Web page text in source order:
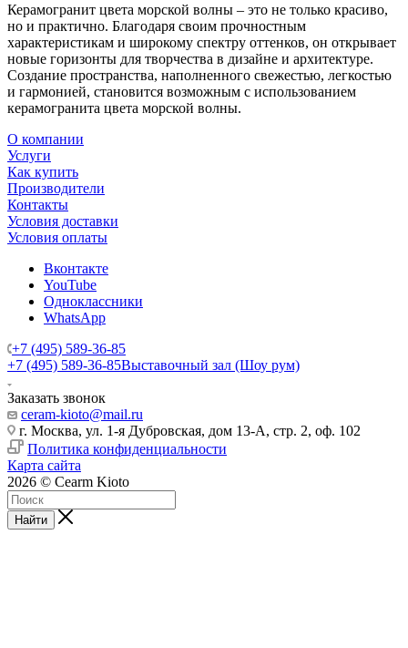
Керамогранит цвета морской волны – это не только красиво,
но и практично. Благодаря своим прочностным
характеристикам и широкому спектру оттенков, он открывает
новые горизонты для творчества в дизайне и архитектуре.
Создание пространства, наполненного свежестью, легкостью
и гармонией, становится возможным с использованием
керамогранита цвета морской волны.
О компании
Услуги
Как купить
Производители
Контакты
Условия доставки
Условия оплаты
Вконтакте
YouTube
Одноклассники
WhatsApp
+7 (495) 589-36-85
+7 (495) 589-36-85Выставочный зал (Шоу рум)
Заказать звонок
ceram-kioto@mail.ru
г. Москва, ул. 1-я Дубровская, дом 13-А, стр. 2, оф. 102
Политика конфиденциальности
Карта сайта
2026 © Cearm Kioto
Найти